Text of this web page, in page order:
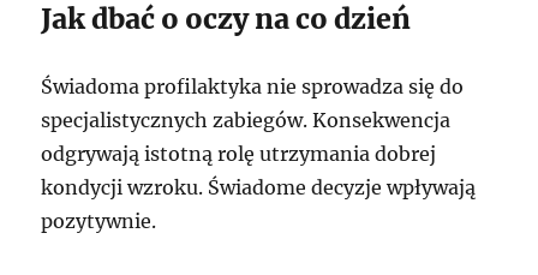
Jak dbać o oczy na co dzień
Świadoma profilaktyka nie sprowadza się do
specjalistycznych zabiegów. Konsekwencja
odgrywają istotną rolę utrzymania dobrej
kondycji wzroku. Świadome decyzje wpływają
pozytywnie.